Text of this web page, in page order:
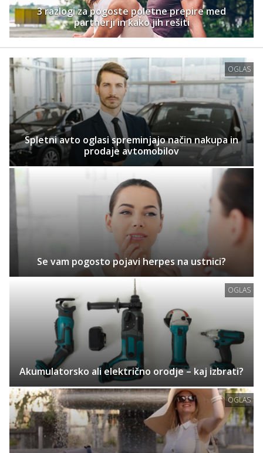
3 razlogi za pogoste poletne prepire med
partnerji in kako jih rešiti
OGLAS
Spletni avto oglasi spreminjajo način nakupa in
prodaje avtomobilov
Se vam pogosto pojavi herpes na ustnici?
OGLAS
Akumulatorsko ali električno orodje – kaj izbrati?
OGLAS